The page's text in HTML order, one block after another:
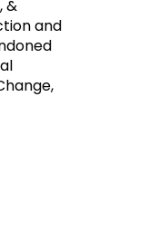
&
and